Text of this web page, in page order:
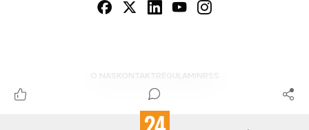
O NAS KONTAKTREGULAMINRSS